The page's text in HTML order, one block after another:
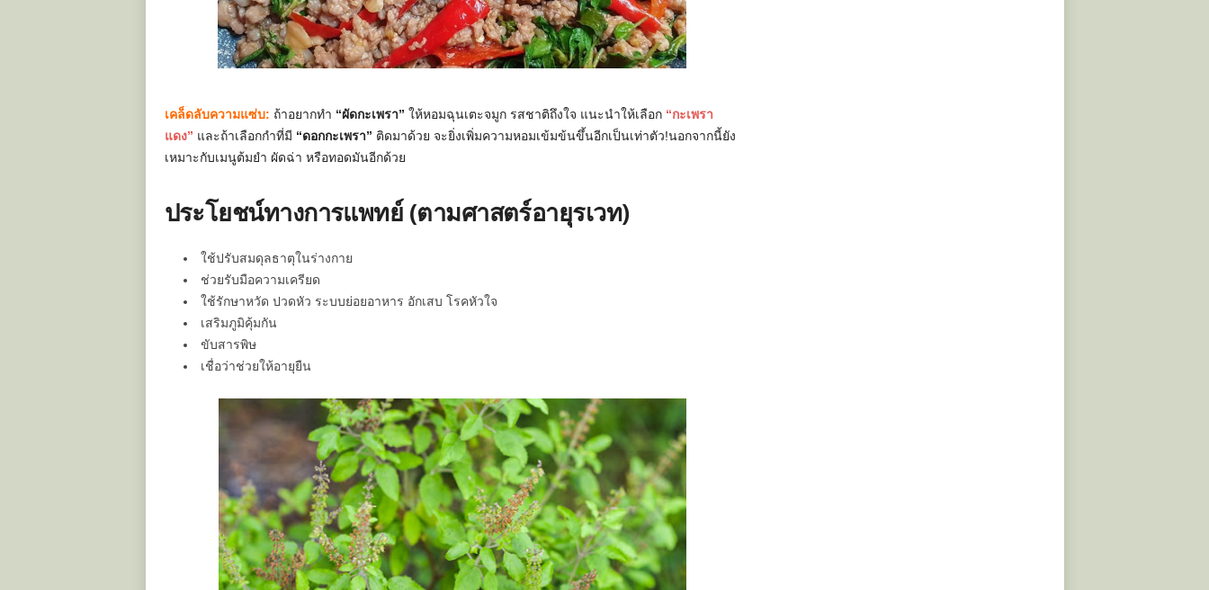
เคล็ดลับความแซ่บ: ถ้าอยากทำ “ผัดกะเพรา” ให้หอมฉุนเตะจมูก รสชาติถึงใจ แนะนำให้เลือก“กะเพรา
แดง” และถ้าเลือกกำที่มี “ดอกกะเพรา” ติดมาด้วย จะยิ่งเพิ่มความหอมเข้มข้นขึ้นอีกเป็นเท่าตัว!นอกจากนี้ยัง
เหมาะกับเมนูต้มยำ ผัดฉ่า หรือทอดมันอีกด้วย
ประโยชน์ทางการแพทย์ (ตามศาสตร์อายุรเวท)
ใช้ปรับสมดุลธาตุในร่างกาย
ช่วยรับมือความเครียด
ใช้รักษาหวัด ปวดหัว ระบบย่อยอาหาร อักเสบ โรคหัวใจ
เสริมภูมิคุ้มกัน
ขับสารพิษ
เชื่อว่าช่วยให้อายุยืน